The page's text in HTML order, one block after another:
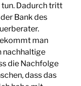
tun. Dadurch tritt
Bank des
man
nachhaltige
die Nachfolge
dass das